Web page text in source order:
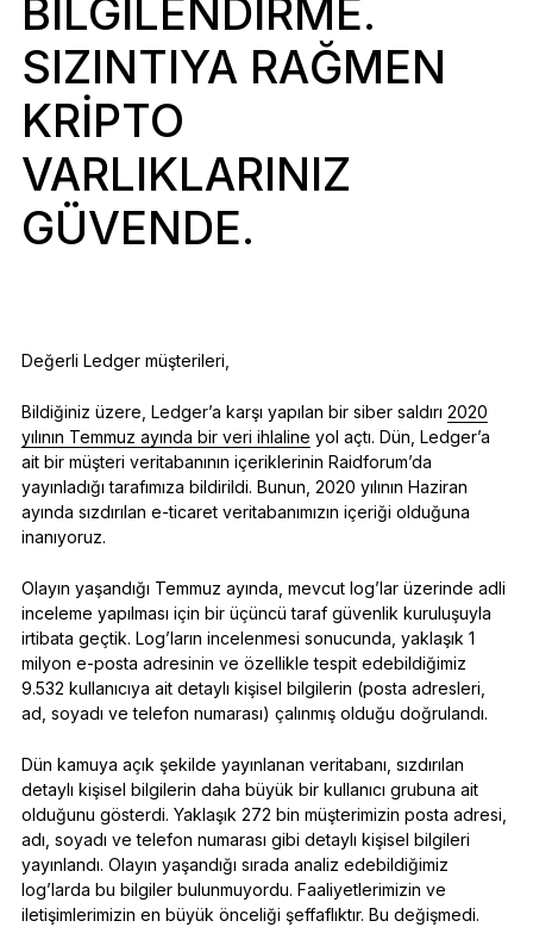
Aksesuarlar
Kurtarma Çözümleri
Sınırlı sayıda
Tüm ürünleri gör
Ledger imzalayıcıları karşılaştırın
BILGILENDIRME.
SIZINTIYA RAĞMEN
KRIPTO
VARLIKLARINIZ
GÜVENDE.
Değerli Ledger müşterileri,
Bildiğiniz üzere, Ledger’a karşı yapılan bir siber saldırı 2020
yılının Temmuz ayında bir veri ihlaline yol açtı. Dün, Ledger’a
ait bir müşteri veritabanının içeriklerinin Raidforum’da
yayınladığı tarafımıza bildirildi. Bunun, 2020 yılının Haziran
ayında sızdırılan e-ticaret veritabanımızın içeriği olduğuna
inanıyoruz.
Olayın yaşandığı Temmuz ayında, mevcut log’lar üzerinde adli
inceleme yapılması için bir üçüncü taraf güvenlik kuruluşuyla
irtibata geçtik. Log’ların incelenmesi sonucunda, yaklaşık 1
milyon e-posta adresinin ve özellikle tespit edebildiğimiz
9.532 kullanıcıya ait detaylı kişisel bilgilerin (posta adresleri,
ad, soyadı ve telefon numarası) çalınmış olduğu doğrulandı.
Dün kamuya açık şekilde yayınlanan veritabanı, sızdırılan
detaylı kişisel bilgilerin daha büyük bir kullanıcı grubuna ait
olduğunu gösterdi. Yaklaşık 272 bin müşterimizin posta adresi,
adı, soyadı ve telefon numarası gibi detaylı kişisel bilgileri
yayınlandı. Olayın yaşandığı sırada analiz edebildiğimiz
log’larda bu bilgiler bulunmuyordu. Faaliyetlerimizin ve
iletişimlerimizin en büyük önceliği şeffaflıktır. Bu değişmedi.